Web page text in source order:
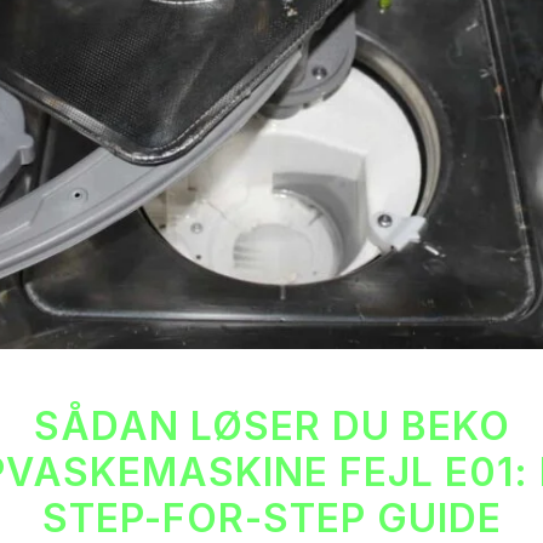
SÅDAN LØSER DU BEKO
FEJL E01:
STEP-FOR-STEP GUIDE